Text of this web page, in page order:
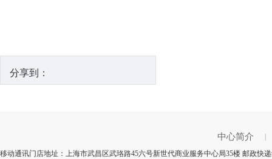
分享到：
中心简介
移动通讯门店地址：上海市武昌区武珞路45六号新世代商业服务中心局35楼 邮政快